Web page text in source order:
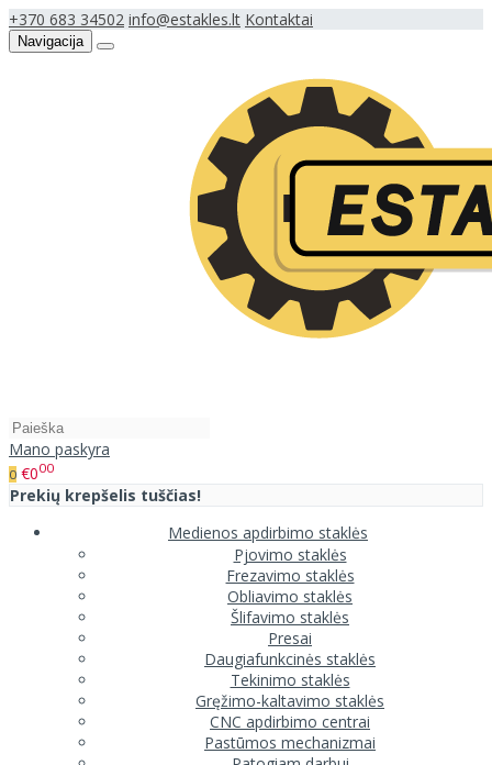
+370 683 34502 info@estakles.lt Kontaktai
Navigacija
Mano paskyra
0 €000
Prekių krepšelis tuščias!
Medienos apdirbimo staklės
Pjovimo staklės
Frezavimo staklės
Obliavimo staklės
Šlifavimo staklės
Presai
Daugiafunkcinės staklės
Tekinimo staklės
Gręžimo-kaltavimo staklės
CNC apdirbimo centrai
Pastūmos mechanizmai